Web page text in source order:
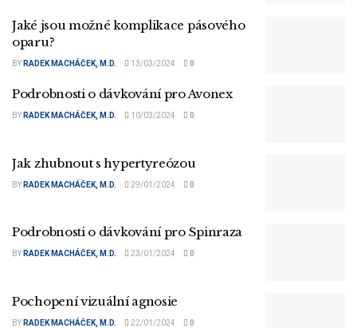
Jaké jsou možné komplikace pásového
oparu?
BY RADEK MACHÁČEK, M.D. 13/03/2024 0
Podrobnosti o dávkování pro Avonex
BY RADEK MACHÁČEK, M.D. 10/03/2024 0
Jak zhubnout s hypertyreózou
BY RADEK MACHÁČEK, M.D. 29/01/2024 0
Podrobnosti o dávkování pro Spinraza
BY RADEK MACHÁČEK, M.D. 23/01/2024 0
Pochopení vizuální agnosie
BY RADEK MACHÁČEK, M.D. 22/01/2024 0